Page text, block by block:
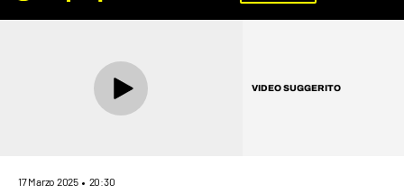
VIDEO SUGGERITO
17 Marzo 2025 20:30